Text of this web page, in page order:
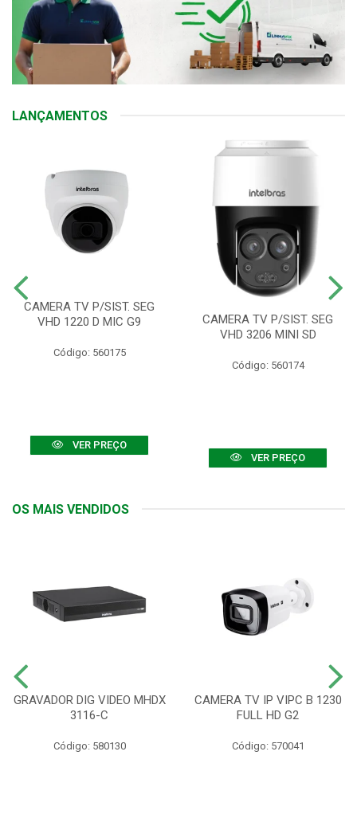
LANÇAMENTOS
CAMERA TV P/SIST. SEG
VHD 1220 D MIC G9
Código: 560175
VER PREÇO
CAMERA TV P/SIST. SEG
VHD 3206 MINI SD
Código: 560174
VER PREÇO
OS MAIS VENDIDOS
GRAVADOR DIG VIDEO MHDX
3116-C
Código: 580130
CAMERA TV IP VIPC B 1230
FULL HD G2
Código: 570041